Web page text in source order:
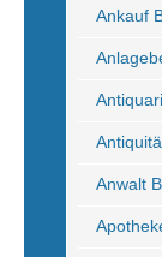
Ankauf
Anwalt